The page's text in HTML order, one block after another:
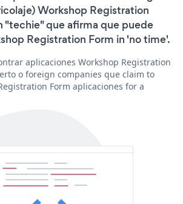
Workshop Registration
"techie" que afirma que puede
Registration Form in 'no time'.
aplicaciones Workshop Registration
o foreign companies que claim to
Form aplicaciones for a